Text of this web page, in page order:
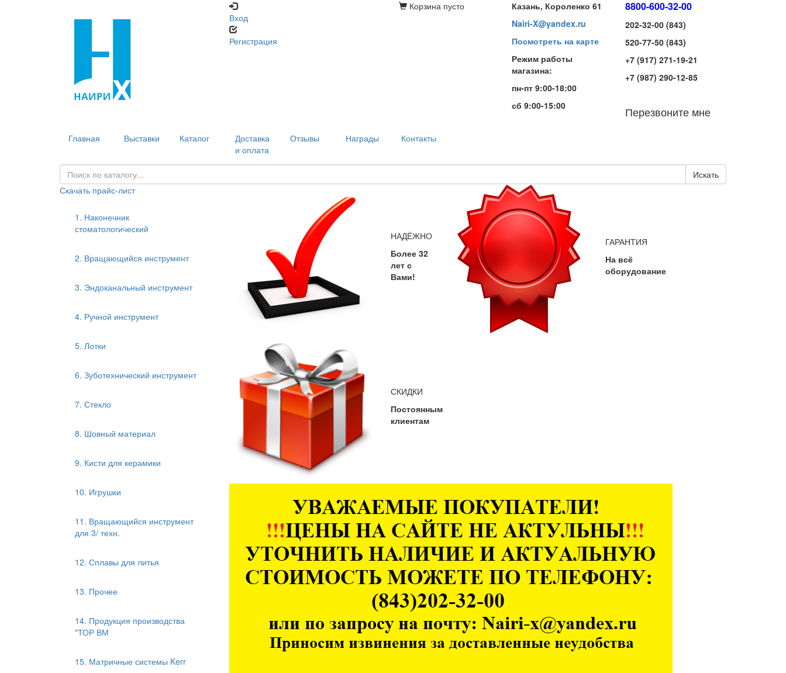
Вход
Регистрация
Корзина пусто
Казань, Короленко 61
Nairi-X@yandex.ru
Посмотреть на карте
Режим работы
магазина:
пн-пт 9:00-18:00
сб 9:00-15:00
8800-600-32-00
202-32-00 (843)
520-77-50 (843)
+7 (917) 271-19-21
+7 (987) 290-12-85
Перезвоните мне
Главная Выставки Каталог
Доставка
и оплата
Отзывы Награды Контакты
Искать
Скачать прайс-лист
1. Наконечник
стоматологический
2. Вращающийся инструмент
3. Эндоканальный инструмент
4. Ручной инструмент
5. Лотки
6. Зуботехнический инструмент
7. Стекло
8. Шовный материал
9. Кисти для керамики
10. Игрушки
11. Вращающийся инструмент
для 3/ техн.
12. Сплавы для литья
13. Прочее
14. Продукция производства
"ТОР ВМ
15. Матричные системы Kerr
НАДЁЖНО
Более 32
лет с
Вами!
ГАРАНТИЯ
На всё
оборудование
СКИДКИ
Постоянным
клиентам